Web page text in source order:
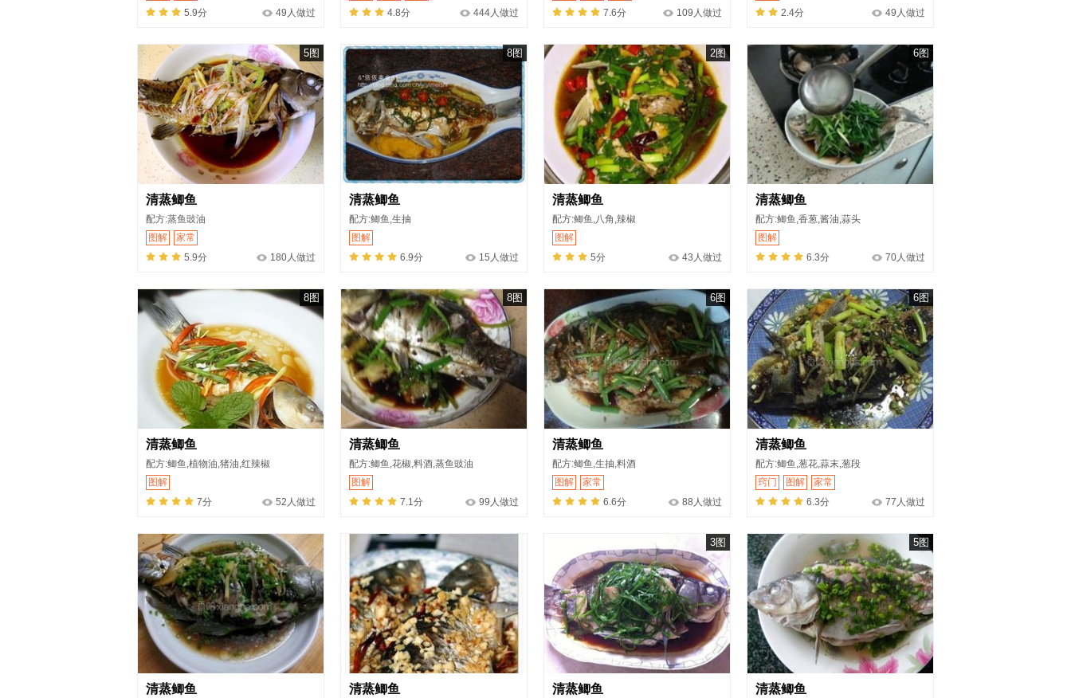
5.9分
49人做过
4.8分
444人做过
7.6分
109人做过
2.4分
49人做过
5图
清蒸鲫鱼
配方:蒸鱼豉油
图解
家常
5.9分
180人做过
8图
清蒸鲫鱼
配方:鲫鱼,生抽
图解
6.9分
15人做过
2图
清蒸鲫鱼
配方:鲫鱼,八角,辣椒
图解
5分
43人做过
6图
清蒸鲫鱼
配方:鲫鱼,香葱,酱油,蒜头
图解
6.3分
70人做过
8图
清蒸鲫鱼
配方:鲫鱼,植物油,猪油,红辣椒
图解
7分
52人做过
8图
清蒸鲫鱼
配方:鲫鱼,花椒,料酒,蒸鱼豉油
图解
7.1分
99人做过
6图
清蒸鲫鱼
配方:鲫鱼,生抽,料酒
图解
家常
6.6分
88人做过
6图
清蒸鲫鱼
配方:鲫鱼,葱花,蒜末,葱段
窍门
图解
家常
6.3分
77人做过
清蒸鲫鱼 清蒸鲫鱼
3图
清蒸鲫鱼
5图
清蒸鲫鱼